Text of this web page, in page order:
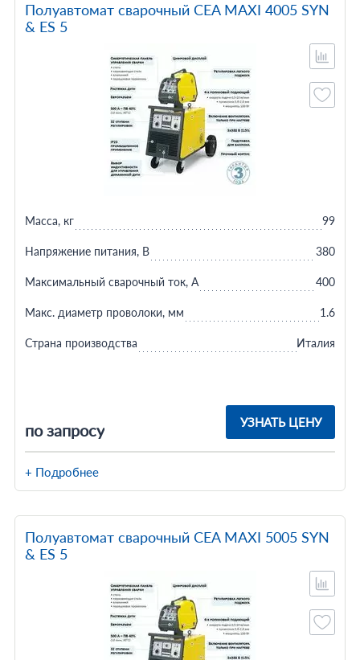
Полуавтомат сварочный CEA MAXI 4005 SYN
& ES 5
по запросу УЗНАТЬ ЦЕНУ
Масса, кг 99
Напряжение питания, В 380
Максимальный сварочный ток, А 400
Макс. диаметр проволоки, мм 1.6
Страна производства Италия
+ Подробнее
Полуавтомат сварочный CEA MAXI 5005 SYN
& ES 5